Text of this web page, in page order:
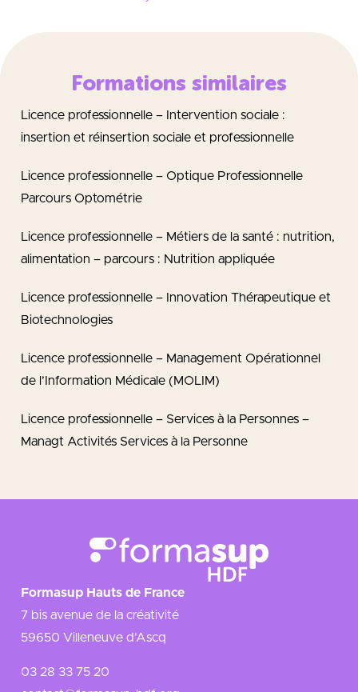
Formations similaires
Licence professionnelle – Intervention sociale :
insertion et réinsertion sociale et professionnelle
Licence professionnelle – Optique Professionnelle
Parcours Optométrie
Licence professionnelle – Métiers de la santé : nutrition,
alimentation – parcours : Nutrition appliquée
Licence professionnelle – Innovation Thérapeutique et
Biotechnologies
Licence professionnelle – Management Opérationnel
de l’Information Médicale (MOLIM)
Licence professionnelle – Services à la Personnes –
Managt Activités Services à la Personne
Formasup Hauts de France
7 bis avenue de la créativité
59650 Villeneuve d’Ascq
03 28 33 75 20